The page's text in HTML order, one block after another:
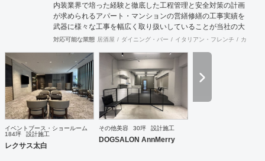
内装業界で培った経験と徹底した工程管理と安全対策の計画
が求められるアパート・マンションの営繕修繕の工事実績を
武器に様々な工事を幅広く取り扱いしていることが当社の大
きな特徴です。
対応可能な業態 居酒屋 ダイニング・バー イタリアン・フレンチ カフェ
イベントブース・ショールーム
184坪
設計施工
レクサス太白
その他美容 30坪 設計施工
DOGSALON AnnMerry